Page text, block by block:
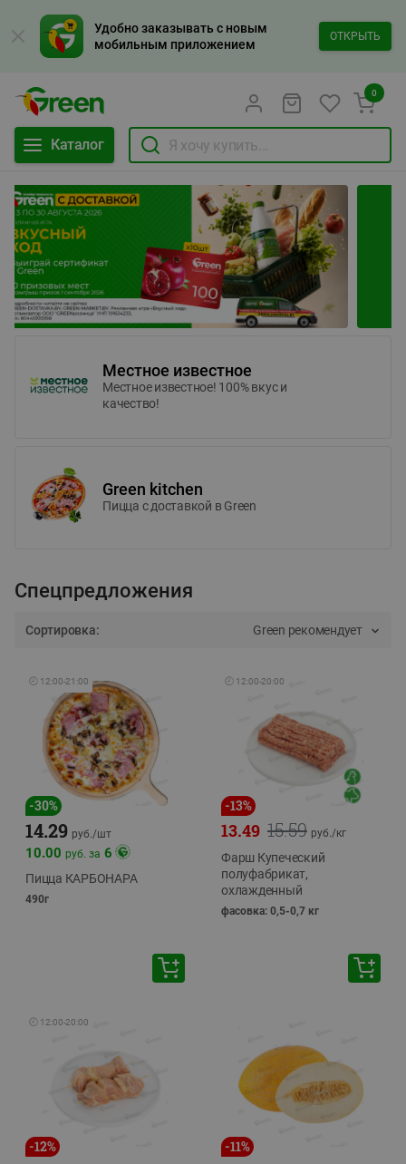
Удобно заказывать с новым
мобильным приложением
ОТКРЫТЬ
Каталог
0
Местное известное
Местное известное! 100% вкус и
качество!
Green kitchen
Пицца c доставкой в Green
Спецпредложения
Сортировка: Green рекомендует
🕘 12:00-21:00
-30%
14.29 руб./шт
10.00 руб. за 6
Пицца КАРБОНАРА
490г
🕘 12:00-20:00
-13%
15.59
13.49 руб./кг
Фарш Купеческий
полуфабрикат,
охлажденный
фасовка: 0,5-0,7 кг
🕘 12:00-20:00
-12% -11%